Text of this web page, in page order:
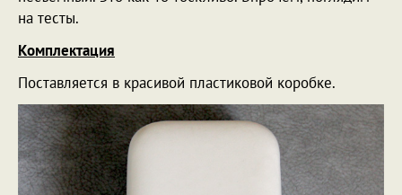
на тесты.
Комплектация
Поставляется в красивой пластиковой коробке.